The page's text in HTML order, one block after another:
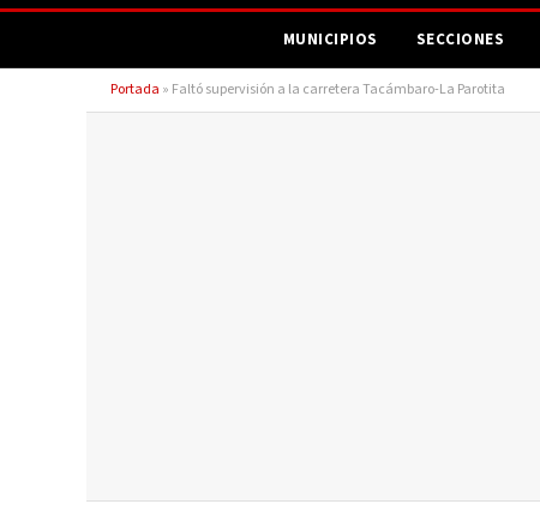
MUNICIPIOS SECCIONES
Portada » Faltó supervisión a la carretera Tacámbaro-La Parotita